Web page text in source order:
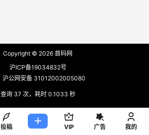
Copyright © 2026 首码网
沪ICP备19034832号
沪公网安备 31012002005080
查询 37 次，耗时 0.1033 秒
投稿 VIP 广告 我的